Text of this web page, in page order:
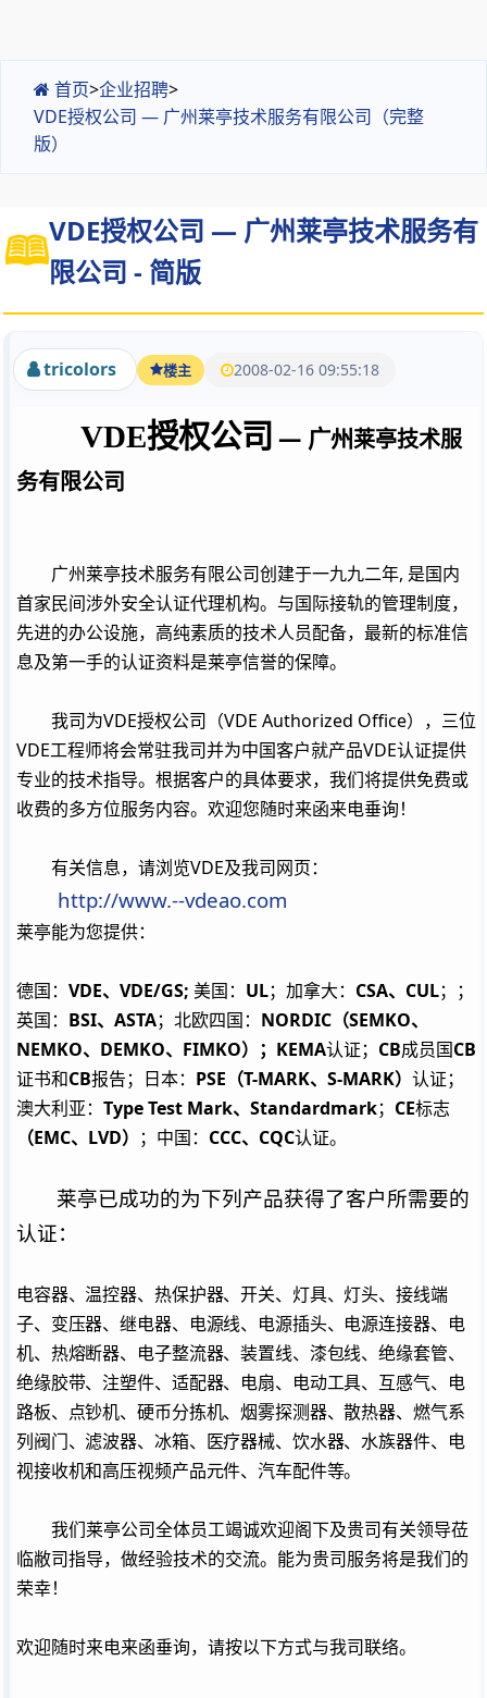
首页>企业招聘>
VDE授权公司 — 广州莱亭技术服务有限公司（完整
版）
VDE授权公司 — 广州莱亭技术服务有
限公司 - 简版
tricolors 楼主 2008-02-16 09:55:18
VDE授权公司 — 广州莱亭技术服
务有限公司
广州莱亭技术服务有限公司创建于一九九二年, 是国内
首家民间涉外安全认证代理机构。与国际接轨的管理制度，
先进的办公设施，高纯素质的技术人员配备，最新的标准信
息及第一手的认证资料是莱亭信誉的保障。
我司为VDE授权公司（VDE Authorized Office），三位
VDE工程师将会常驻我司并为中国客户就产品VDE认证提供
专业的技术指导。根据客户的具体要求，我们将提供免费或
收费的多方位服务内容。欢迎您随时来函来电垂询！
有关信息，请浏览VDE及我司网页：
http://www.--vdeao.com
莱亭能为您提供：
德国： VDE、 VDE/GS; 美国： UL；加拿大： CSA、 CUL；；
英国： BSI、 ASTA；北欧四国： NORDIC （SEMKO、
NEMKO、 DEMKO、 FIMKO）； KEMA认证； CB成员国 CB
证书和CB报告；日本： PSE （T-MARK、 S-MARK） 认证；
澳大利亚： Type Test Mark、 Standardmark； CE标志
（EMC、 LVD） ；中国： CCC、 CQC认证。
莱亭已成功的为下列产品获得了客户所需要的
认证：
电容器、温控器、热保护器、开关、灯具、灯头、接线端
子、变压器、继电器、电源线、电源插头、电源连接器、电
机、热熔断器、电子整流器、装置线、漆包线、绝缘套管、
绝缘胶带、注塑件、适配器、电扇、电动工具、互感气、电
路板、点钞机、硬币分拣机、烟雾探测器、散热器、燃气系
列阀门、滤波器、冰箱、医疗器械、饮水器、水族器件、电
视接收机和高压视频产品元件、汽车配件等。
我们莱亭公司全体员工竭诚欢迎阁下及贵司有关领导莅
临敝司指导，做经验技术的交流。能为贵司服务将是我们的
荣幸！
欢迎随时来电来函垂询，请按以下方式与我司联络。